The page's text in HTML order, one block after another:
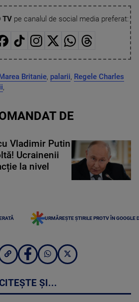
TVpe canalul de social media preferat:
Britanie, palarii, Regele Charles
,
DE
Vladimir Putin
Ucrainenii
la nivel
URMĂREȘTE ȘTIRILE PROTV ÎN GOOGLE
ȘI...